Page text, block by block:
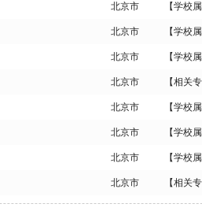
北京市 【学校
北京市 【学校
北京市 【学校
北京市 【相关
北京市 【学校
北京市 【学校
北京市 【学校
北京市 【相关